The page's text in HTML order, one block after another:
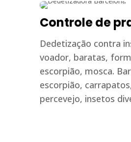
Controle de
Dedetização contra
voador, baratas,
escorpião, mosca.
escorpião,
percevejo, insetos